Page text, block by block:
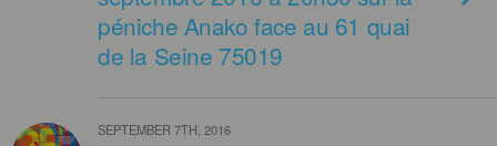
péniche Anako face au 61 quai
de la Seine 75019
SEPTEMBER 7TH, 2016